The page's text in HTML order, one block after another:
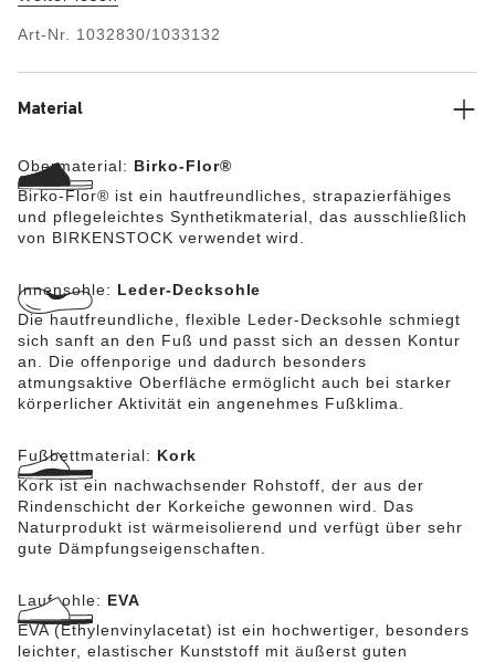
Synthetikmaterial Birko-Flor®.
Art-Nr. 1032830/1033132
Material
Obermaterial: Birko-Flor®
Birko-Flor® ist ein hautfreundliches, strapazierfähiges
und pflegeleichtes Synthetikmaterial, das ausschließlich
von BIRKENSTOCK verwendet wird.
Innensohle: Leder-Decksohle
Die hautfreundliche, flexible Leder-Decksohle schmiegt
sich sanft an den Fuß und passt sich an dessen Kontur
an. Die offenporige und dadurch besonders
atmungsaktive Oberfläche ermöglicht auch bei starker
körperlicher Aktivität ein angenehmes Fußklima.
Fußbettmaterial: Kork
Kork ist ein nachwachsender Rohstoff, der aus der
Rindenschicht der Korkeiche gewonnen wird. Das
Naturprodukt ist wärmeisolierend und verfügt über sehr
gute Dämpfungseigenschaften.
Laufsohle: EVA
EVA (Ethylenvinylacetat) ist ein hochwertiger, besonders
leichter, elastischer Kunststoff mit äußerst guten